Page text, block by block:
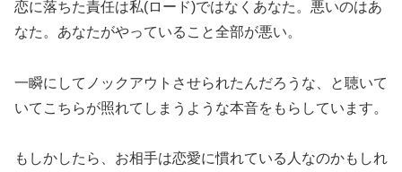
恋に落ちた責任は私(ロード)ではなくあなた。悪いのはあ
なた。あなたがやっていること全部が悪い。
一瞬にしてノックアウトさせられたんだろうな、と聴いて
いてこちらが照れてしまうような本音をもらしています。
もしかしたら、お相手は恋愛に慣れている人なのかもしれ